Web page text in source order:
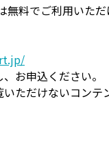
無料でご利用いただ
、お申込ください
ただけないコンテ